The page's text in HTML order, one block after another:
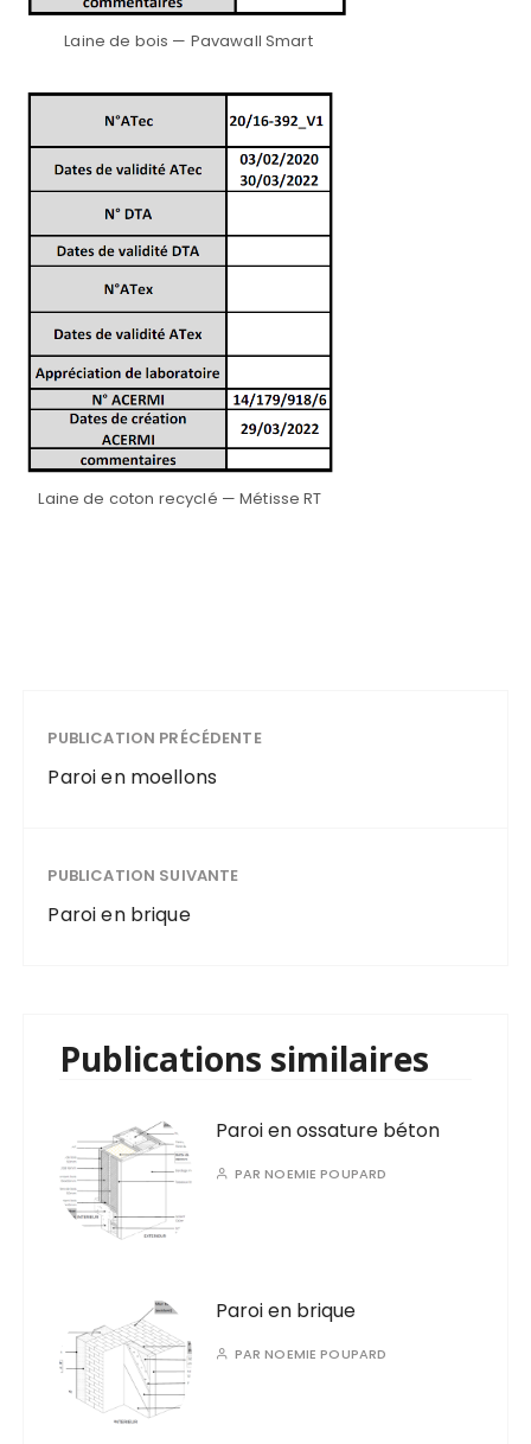
Laine de bois — Pavawall Smart
Laine de coton recyclé — Métisse RT
PUBLICATION PRÉCÉDENTE
Paroi en moellons
PUBLICATION SUIVANTE
Paroi en brique
Publications similaires
Paroi en ossature béton
PARNOEMIE POUPARD
Paroi en brique
PARNOEMIE POUPARD